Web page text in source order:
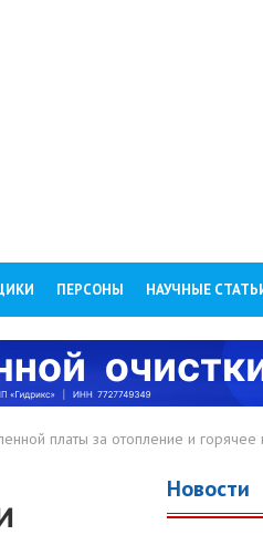
ПЕРСОНЫ НАУЧНЫЕ
платы за отопление и
Новости